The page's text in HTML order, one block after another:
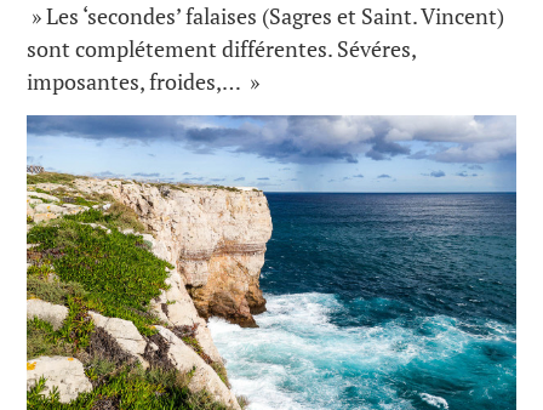
» Les ‘secondes’ falaises (Sagres et Saint. Vincent)
sont complétement différentes. Sévéres,
imposantes, froides,… »